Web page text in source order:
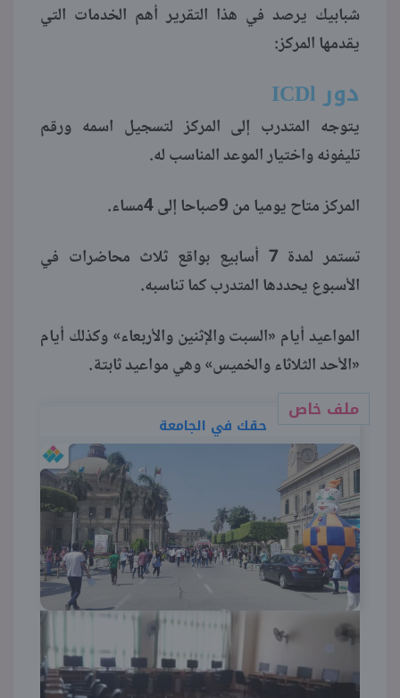
شبابيك يرصد في هذا التقرير أهم الخدمات التي
يقدمها المركز:
دورICDl
يتوجه المتدرب إلى المركز لتسجيل اسمه ورقم
تليفونه واختيار الموعد المناسب له.
المركز متاح يوميا من 9صباحا إلى 4مساء.
تستمر لمدة 7 أسابيع بواقع ثلاث محاضرات في
الأسبوع يحددها المتدرب كما تناسبه.
المواعيد أيام «السبت والإثنين والأربعاء» وكذلك أيام
«الأحد الثلاثاء والخميس» وهي مواعيد ثابتة.
ملف خاص
حقك في الجامعة